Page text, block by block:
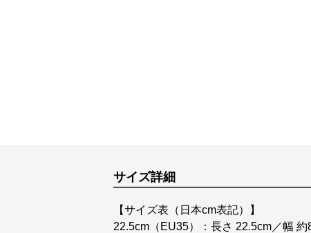
サイズ詳細
【サイズ表（日本cm表記）】
22.5cm（EU35）：長さ 22.5cm／幅